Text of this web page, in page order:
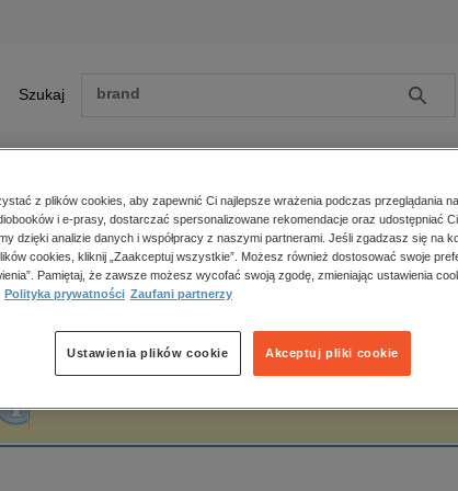
Szukaj Szukaj
Zobacz wszystkie E-
polityka, społeczno-informacyjne
psychologiczne
popularno-naukowe
historia
główna Katarzyna Pakosińska
Pakosińska
z plików cookies, aby zapewnić Ci najlepsze wrażenia podczas przeglądania
i e-prasy, dostarczać spersonalizowane rekomendacje oraz udostępniać
dzięki analizie danych i współpracy z naszymi partnerami. Jeśli zgadzasz się na
cookies, kliknij „Zaakceptuj wszystkie”. Możesz również dostosować swoje
Pamiętaj, że zawsze możesz wycofać swoją zgodę, zmieniając ustawienia
Polityka prywatności Zaufani partnerzy
Akceptuj pliki cookie
Ustawienia plików cookie